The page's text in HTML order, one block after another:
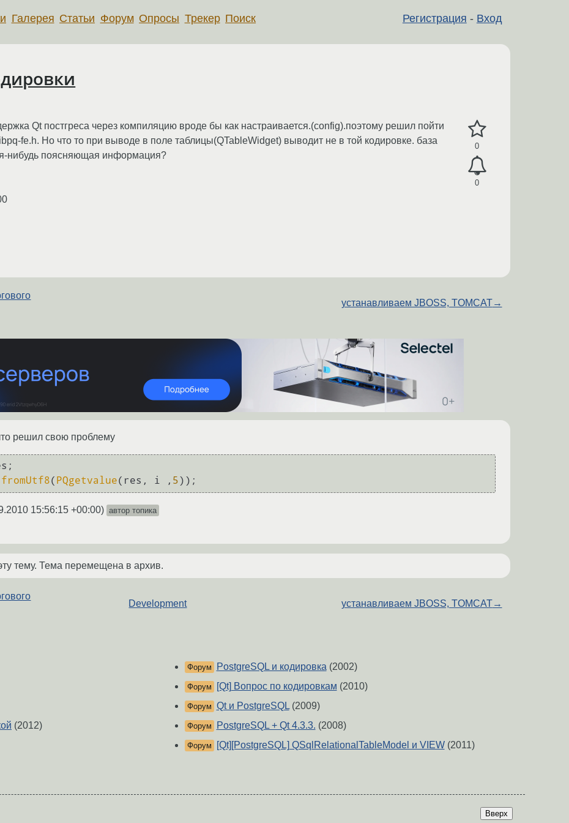
Регистрация - Вход
Галерея Статьи Форум Опросы Трекер Поиск
0
0
Qt постгреса через компиляцию вроде бы как настраивается.(config).поэтому решил пойти
fe.h. Но что то при выводе в поле таблицы(QTableWidget) выводит не в той кодировке. база
нибудь поясняющая информация?
устанавливаем JBOSS, TOMCAT→
решил свою проблему
fromUtf8( PQgetvalue(res, i , 5
15:56:15 +00:00) автор топика
тему. Тема перемещена в архив.
Development устанавливаем JBOSS, TOMCAT→
(2012)
Форум PostgreSQL и кодировка (2002)
Форум [Qt] Вопрос по кодировкам (2010)
Форум Qt и PostgreSQL(2009)
Форум PostgreSQL + Qt 4.3.3. (2008)
Форум [Qt][PostgreSQL] QSqlRelationalTableModel и VIEW(2011)
Вверх